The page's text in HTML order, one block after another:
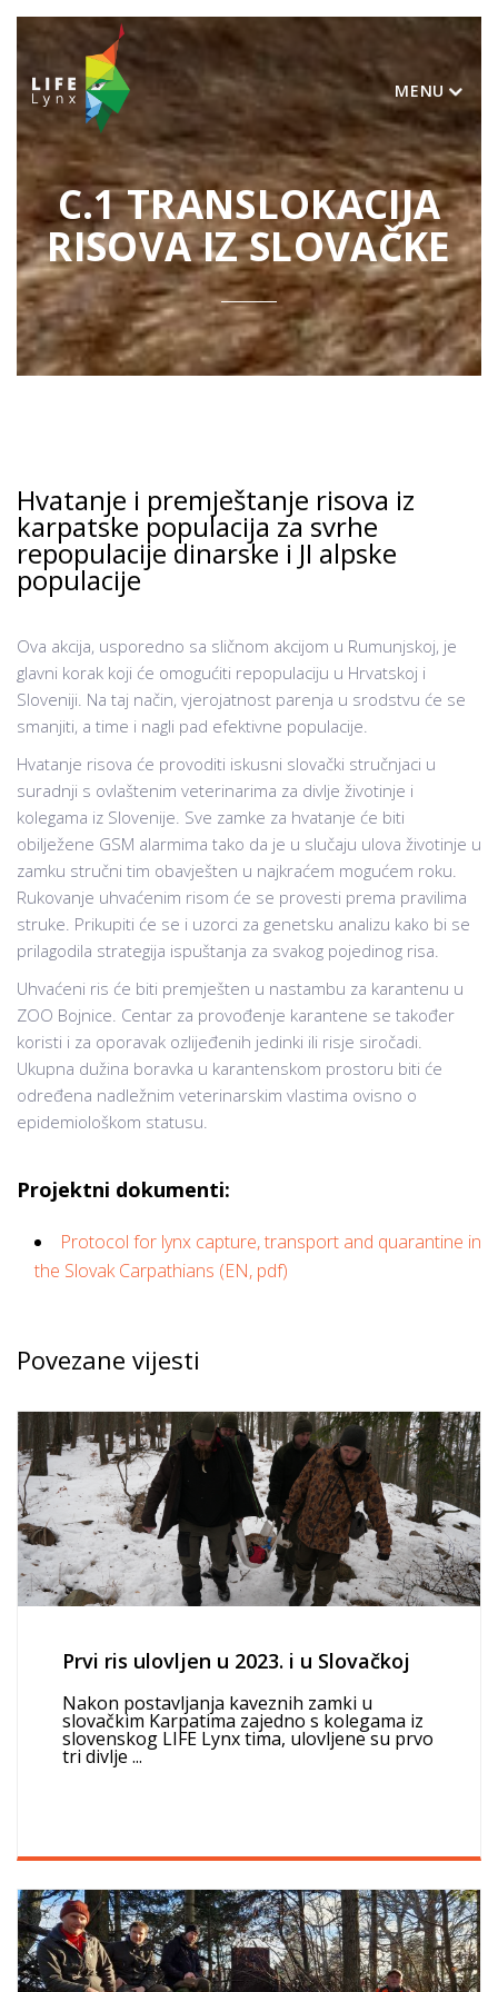
MENU
C.1 TRANSLOKACIJA
RISOVA IZ SLOVAČKE
Hvatanje i premještanje risova iz
karpatske populacija za svrhe
repopulacije dinarske i JI alpske
populacije
Ova akcija, usporedno sa sličnom akcijom u Rumunjskoj, je
glavni korak koji će omogućiti repopulaciju u Hrvatskoj i
Sloveniji. Na taj način, vjerojatnost parenja u srodstvu će se
smanjiti, a time i nagli pad efektivne populacije.
Hvatanje risova će provoditi iskusni slovački stručnjaci u
suradnji s ovlaštenim veterinarima za divlje životinje i
kolegama iz Slovenije. Sve zamke za hvatanje će biti
obilježene GSM alarmima tako da je u slučaju ulova životinje u
zamku stručni tim obavješten u najkraćem mogućem roku.
Rukovanje uhvaćenim risom će se provesti prema pravilima
struke. Prikupiti će se i uzorci za genetsku analizu kako bi se
prilagodila strategija ispuštanja za svakog pojedinog risa.
Uhvaćeni ris će biti premješten u nastambu za karantenu u
ZOO Bojnice. Centar za provođenje karantene se također
koristi i za oporavak ozlijeđenih jedinki ili risje siročadi.
Ukupna dužina boravka u karantenskom prostoru biti će
određena nadležnim veterinarskim vlastima ovisno o
epidemiološkom statusu.
Projektni dokumenti:
Protocol for lynx capture, transport and quarantine in
the Slovak Carpathians (EN, pdf)
Povezane vijesti
Prvi ris ulovljen u 2023. i u Slovačkoj
Nakon postavljanja kaveznih zamki u
slovačkim Karpatima zajedno s kolegama iz
slovenskog LIFE Lynx tima, ulovljene su prvo
tri divlje ...